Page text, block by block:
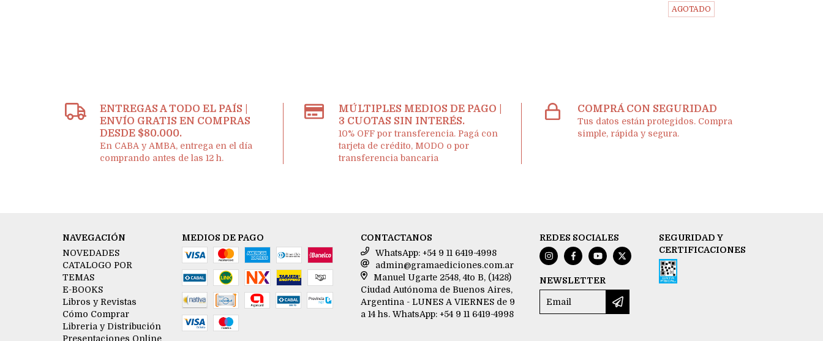
AGOTADO
ENTREGAS A TODO EL PAÍS |
ENVÍO GRATIS EN COMPRAS
DESDE $80.000.
En CABA y AMBA, entrega en el día
comprando antes de las 12 h.
MÚLTIPLES MEDIOS DE PAGO |
3 CUOTAS SIN INTERÉS.
10% OFF por transferencia. Pagá con
tarjeta de crédito, MODO o por
transferencia bancaria
COMPRÁ CON SEGURIDAD
Tus datos están protegidos. Compra
simple, rápida y segura.
NAVEGACIÓN
NOVEDADES
CATALOGO POR
TEMAS
E-BOOKS
Libros y Revistas
Cómo Comprar
Libreria y Distribución
Presentaciones Online
MEDIOS DE PAGO
CONTACTANOS
WhatsApp: +54 9 11 6419-4998
admin@gramaediciones.com.ar
Manuel Ugarte 2548, 4to B, (1428)
Ciudad Autónoma de Buenos Aires,
Argentina - LUNES A VIERNES de 9
a 14 hs. WhatsApp: +54 9 11 6419-4998
REDES SOCIALES
NEWSLETTER
SEGURIDAD Y
CERTIFICACIONES